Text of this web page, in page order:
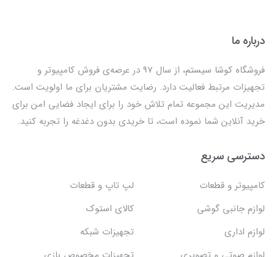
درباره ما
فروشگاه کوشا سیستم، از سال 97 در عرصه‌ی فروش کامپیوتر و
تجهیزات مرتبط فعالیت دارد. رضایت مشتریان برای ما اولویت است.
مدیریت این مجموعه تمام تلاش خود را برای ایجاد فضایی امن برای
خرید آنلاین شما نموده است، تا خریدی بدون دغدغه را تجربه کنید.
دسترسی سریع
کامپیوتر و قطعات
لپ تاپ و قطعات
لوازم جانبی گوشی
کالای استوک
لوازم اداری
تجهیزات شبکه